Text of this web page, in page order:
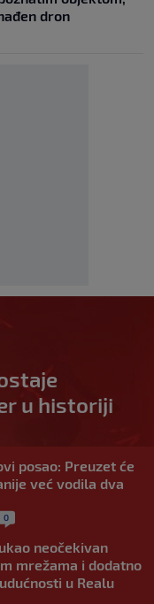
dron
u historiji
posao: Preuzet će
već vodila dva
0
neočekivan
mrežama i dodatno
u Realu